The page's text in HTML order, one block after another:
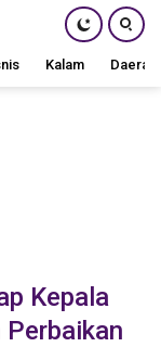
Kalam Daerah
Kepala
Perbaikan